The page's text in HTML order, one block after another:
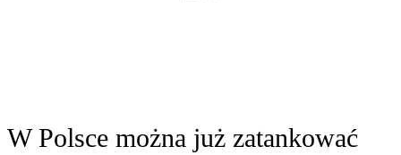
W Polsce można już zatankować